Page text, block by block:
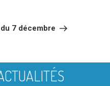
7 décembre